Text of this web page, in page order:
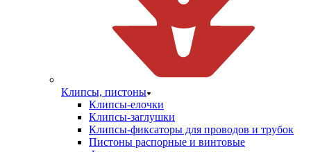
Клипсы, пистоны
Клипсы-елочки
Клипсы-заглушки
Клипсы-фиксаторы для проводов и трубок
Пистоны распорные и винтовые